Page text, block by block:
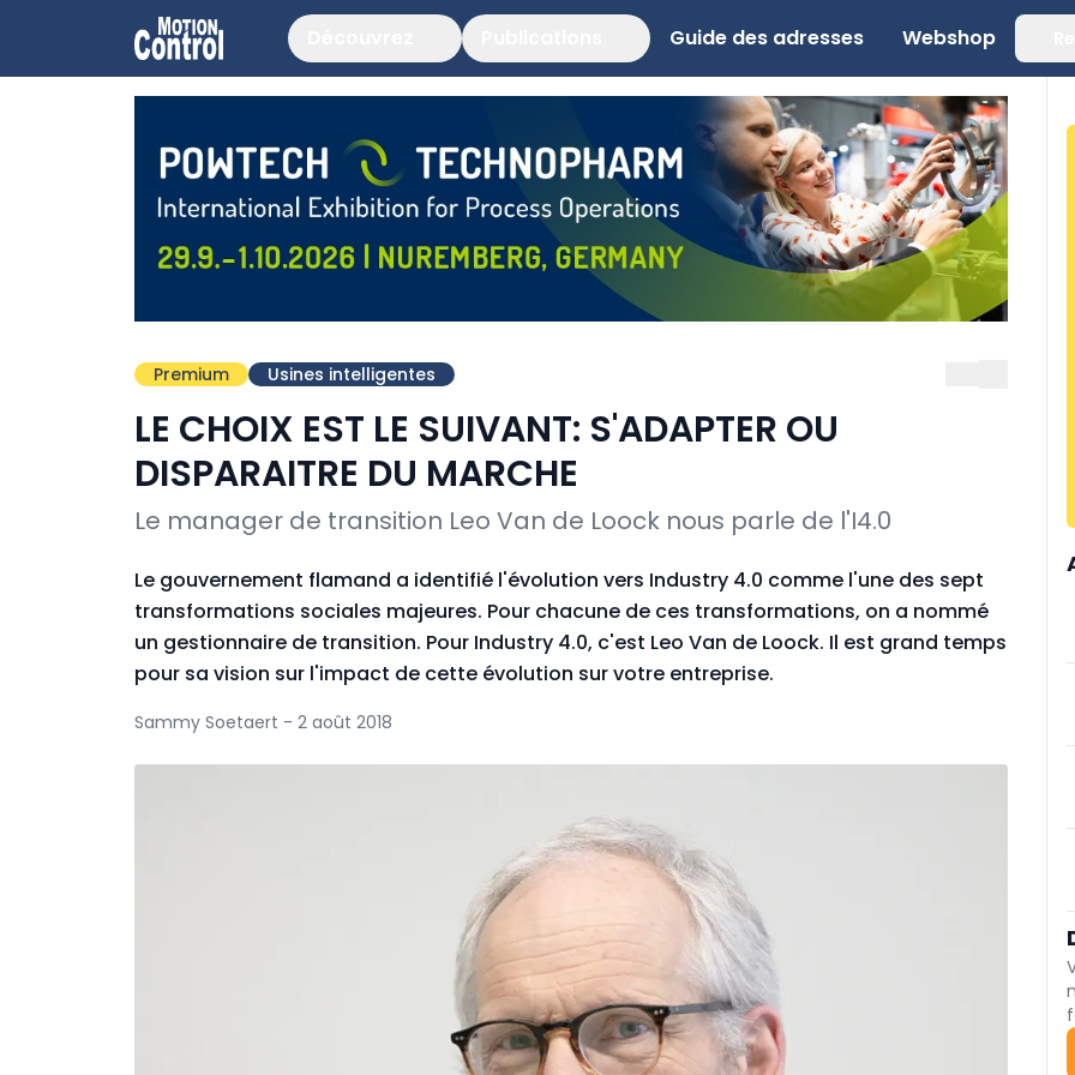
Guide des adresses Webshop
Premium Usines intelligentes
LE CHOIX EST LE SUIVANT: S'ADAPTER OU
DISPARAITRE DU MARCHE
Le manager de transition Leo Van de Loock nous parle de l'I4.0
Le gouvernement flamand a identifié l'évolution vers Industry 4.0 comme l'une des sept
transformations sociales majeures. Pour chacune de ces transformations, on a nommé
un gestionnaire de transition. Pour Industry 4.0, c'est Leo Van de Loock. Il est grand temps
pour sa vision sur l'impact de cette évolution sur votre entreprise.
Sammy Soetaert - 2 août 2018